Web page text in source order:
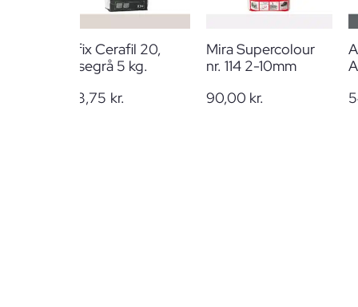
Alfix Cerafil 20,
Lysegrå 5 kg.
123,75 kr.
Mira Supercolour
nr. 114 2-10mm
90,00 kr.